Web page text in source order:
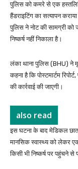
पुलिस को कमरे से एक
हैंडराइटिंग का सत्यापन
पुलिस ने नोट की सामग्री को
निष्कर्ष नहीं निकाला है।
लंका थाना पुलिस (BHU) ने
कहना है कि पोस्टमार्टम
की कार्रवाई की जाएगी।
also read
इस घटना के बाद मेडिकल
मानसिक स्वास्थ्य को लेकर
किसी भी निष्कर्ष पर पहुंचने से